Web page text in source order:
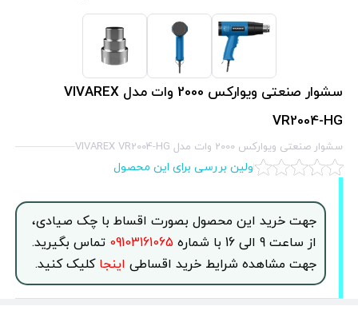
سشوار صنعتی ويواركس 2000 وات مدل VIVAREX
VR2004-HG
سشوار صنعتی ويواركس 2000 وات مدل VIVAREX VR2004-HG
اولین بررسی برای این محصول
جهت خرید این محصول بصورت اقساط با چک صیادی،
از ساعت 9 الی 16 با شماره
09103161065 تماس بگیرید.
جهت مشاهده شرایط خرید اقساطی اینجاکلیک کنید.